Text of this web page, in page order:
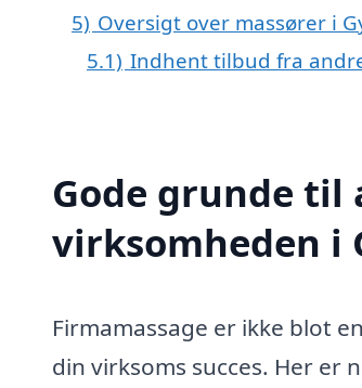
5) Oversigt over massører i
5.1) Indhent tilbud fra
Gode grunde til
virksomheden i
Firmamassage er ikke blot
din virksoms succes. Her er